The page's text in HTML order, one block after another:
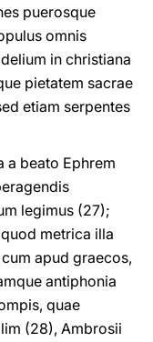
puerosque
omnis
in christiana
pietatem sacrae
etiam serpentes
a beato Ephrem
legimus (27);
metrica illa
apud graecos,
antiphonia
quae
(28), Ambrosii